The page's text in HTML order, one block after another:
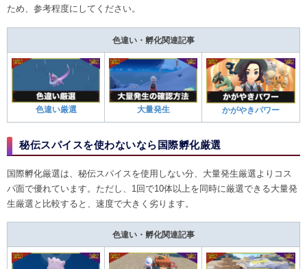
ため、参考程度にしてください。
色違い・孵化関連記事
色違い厳選 大量発生 かがやきパワー
秘伝スパイスを使わないなら国際孵化厳選
国際孵化厳選は、秘伝スパイスを使用しない分、大量発生厳選よりコス
パ面で優れています。ただし、1回で10体以上を同時に厳選できる大量発
生厳選と比較すると、速度で大きく劣ります。
色違い・孵化関連記事